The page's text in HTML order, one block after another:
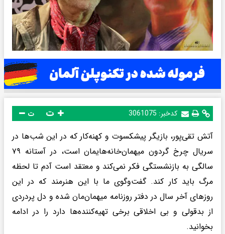
کدخبر: 3061075 ت
آتش تقی‌پور، بازیگر پیشکسوت و کهنه‌کار که در این شب‌ها در
سریال چرخ گردون میهمان‌خانه‌هایمان است، در آستانه ۷۹
سالگی به بازنشستگی فکر نمی‌کند و معتقد است آدم تا لحظه
مرگ باید کار کند. گفت‌وگوی ما با این هنرمند که در این
روزهای آخر سال در دفتر روزنامه میهمان‌مان شده و دل پردردی
از بدقولی و بی اخلاقی برخی تهیه‌کننده‌ها دارد را در ادامه
بخوانید.